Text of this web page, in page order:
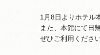
1月8日よりホテル
また、本館にて日
ぜひご利用ください